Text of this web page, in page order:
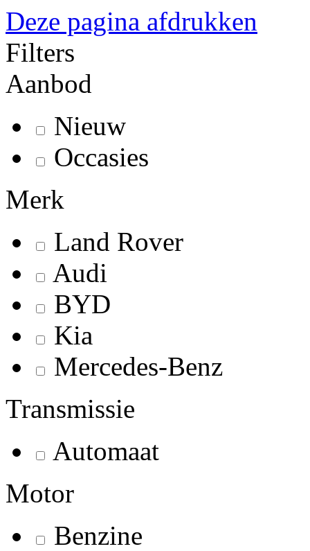
Deze pagina afdrukken
Filters
Aanbod
Nieuw
Occasies
Merk
Land Rover
Audi
BYD
Kia
Mercedes-Benz
Transmissie
Automaat
Motor
Benzine